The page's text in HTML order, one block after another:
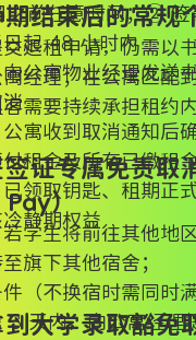
之前任意时间；②
日起 48 小时内
公寓物业经理发送
寓收到取消通知后
租金及所有已缴租
领取钥匙、租期正
静期权益
期结束后的常规
交退租申请，仍需以
经理；在公寓匹配
需要持续承担租约
签证专属免责取
）
学生将前往其他地
旗下其他宿舍；
件（不换宿时需同时
3 天内，向公寓经理
大学录取豁免